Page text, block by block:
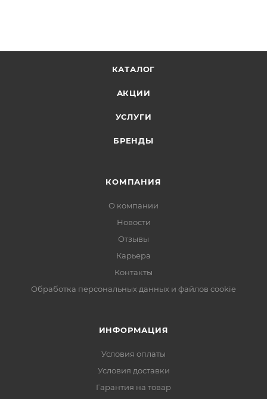
КАТАЛОГ
АКЦИИ
УСЛУГИ
БРЕНДЫ
КОМПАНИЯ
О компании
Новости
Отзывы
Карьера
Контакты
Обработка персональных данных и файлов cookie
ИНФОРМАЦИЯ
Условия оплаты
Условия доставки
Гарантия на товар